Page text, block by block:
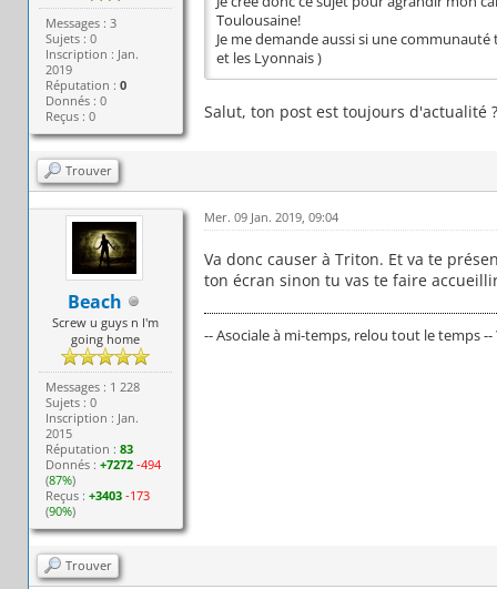
Messages : 3
Sujets : 0
Inscription : Jan.
2019
Réputation :0
Donnés : 0
Reçus : 0
Toulousaine!
Je me demande aussi si une
et les Lyonnais )
Salut, ton post est toujours d'actualité
Trouver
Beach
Screw u guys n I'm
going home
Messages : 1 228
Sujets : 0
Inscription : Jan.
2015
Réputation :83
Donnés :+7272 -494
(87%)
Reçus :+3403 -173
(90%)
Mer. 09 Jan. 2019, 09:04
Va donc causer à Triton. Et va te
ton écran sinon tu vas te faire
-- Asociale à mi-temps, relou tout le temps
Trouver